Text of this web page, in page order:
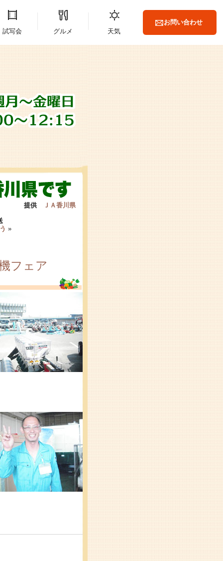
試写会 グルメ 天気
お問い合わせ
提供 ＪＡ香川県
»
フェア